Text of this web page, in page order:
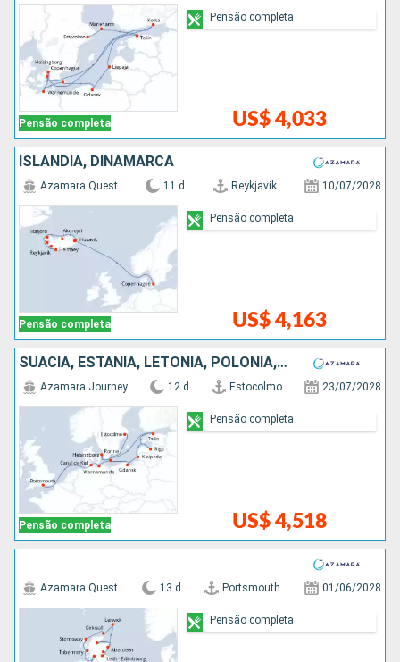
Pensão completa US$ 4,033
Pensão completa
ISLÂNDIA, DINAMARCA
Pensão completa
Azamara Quest 11 d Reykjavik 10/07/2028
US$ 4,163
Pensão completa
SUÃCIA, ESTÃNIA, LETÔNIA, POLÓNIA, DINAMARCA, ALEMANHA
Pensão completa
Azamara Journey 12 d Estocolmo 23/07/2028
US$ 4,518
Pensão completa
Azamara Quest 13 d Portsmouth 01/06/2028
Pensão completa